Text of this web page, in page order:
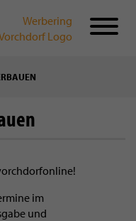
im
und